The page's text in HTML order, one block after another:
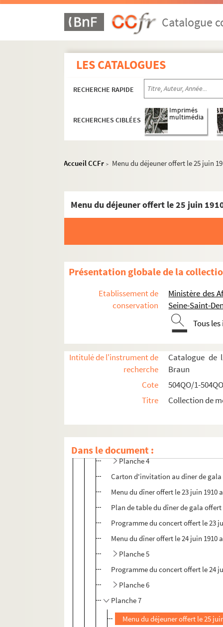
Catalogue
LES CATALOGUES
RECHERCHE RAPIDE
RECHERCHES CIBLÉES
Imprimés
multimédia
Accueil CCFr > Menu du déjeuner offert le 25 juin
Menu du déjeuner offert le 25 juin
Présentation globale de la
Etablissement de
conservation
Ministère des
Seine-Saint-
Tous
Intitulé de l'instrument de
recherche
Catalogue de
Braun
Cote
504QO/1-
Titre
Collection de
Dans le document :
Réceptions données par ou pour les
Réceptions données par le ministère des
Réceptions et voyages présidentiels
Voyages étrangers en France
504QO/14. Shah de Perse, escadre
Voyage du Roi d'Espagne
Planche 4
Carton d'invitation au dîner de gala
Menu du dîner offert le 23 juin 1910
Plan de table du dîner de gala
Programme du concert offert le 23
Menu du dîner offert le 24 juin 1910
Planche 5
Programme du concert offert le 24
Planche 6
Planche 7
Menu du déjeuner offert le 25